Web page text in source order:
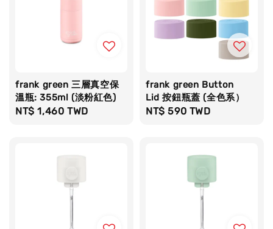
frank green 三層真空保
溫瓶: 355ml (淡粉紅色)
Regular
NT$ 1,460 TWD
frank green Button
Lid 按鈕瓶蓋 (全色系）
Regular
NT$ 590 TWD